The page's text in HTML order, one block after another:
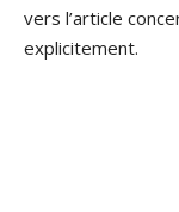
vers l’article
explicitement.